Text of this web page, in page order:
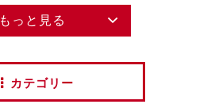
もっと見る
カテゴリー